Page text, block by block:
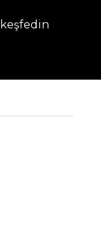
keşfedin